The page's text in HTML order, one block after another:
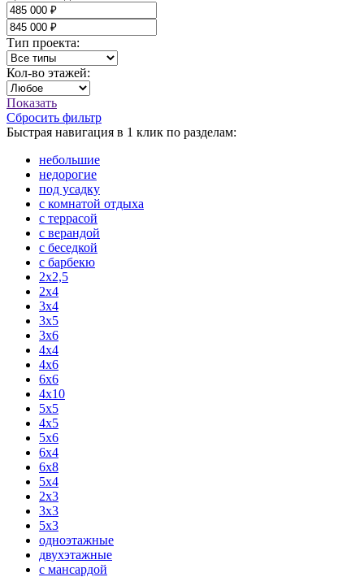
Тип проекта:
Кол-во этажей:
Показать
Сбросить фильтр
Быстрая навигация в 1 клик по разделам:
небольшие
недорогие
под усадку
с комнатой отдыха
с террасой
с верандой
с беседкой
с барбекю
2x2,5
2x4
3x4
3x5
3x6
4x4
4x6
6x6
4x10
5x5
4x5
5x6
6x4
6x8
5x4
2x3
3x3
5x3
одноэтажные
двухэтажные
с мансардой